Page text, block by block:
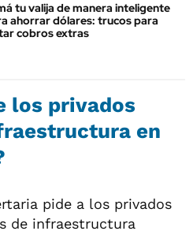
tu valija de manera inteligente
ahorrar dólares: trucos para
cobros extras
los privados
en
pide a los privados
de infraestructura